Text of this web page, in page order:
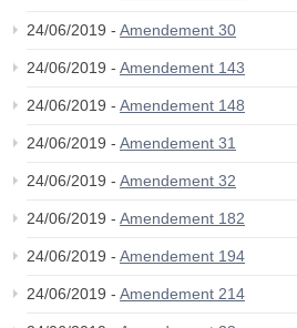
24/06/2019 - Amendement 30
24/06/2019 - Amendement 143
24/06/2019 - Amendement 148
24/06/2019 - Amendement 31
24/06/2019 - Amendement 32
24/06/2019 - Amendement 182
24/06/2019 - Amendement 194
24/06/2019 - Amendement 214